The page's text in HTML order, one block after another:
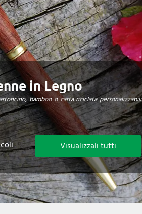
in Legno
bamboo o carta riciclata personalizzabili
Visualizzali tutti